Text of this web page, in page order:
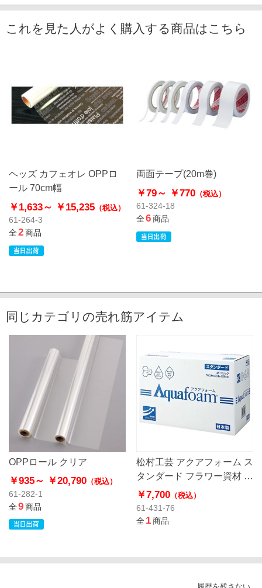
これを見た人がよく購入する商品はこちら
ヘッズ カフェオレ OPPロ
ール 70cm幅
￥1,633～ ￥15,235 （税込）
61-264-3
全2商品
両面テープ(20m巻)
￥79～ ￥770（税込）
61-324-18
全6商品
同じカテゴリの売れ筋アイテム
OPPロール クリア
￥935～ ￥20,790 （税込）
61-282-1
全9商品
松村工芸 アクアフォーム ス
タンダード フラワー資材 吸
水性スポンジ
￥7,700（税込）
61-431-76
全1商品